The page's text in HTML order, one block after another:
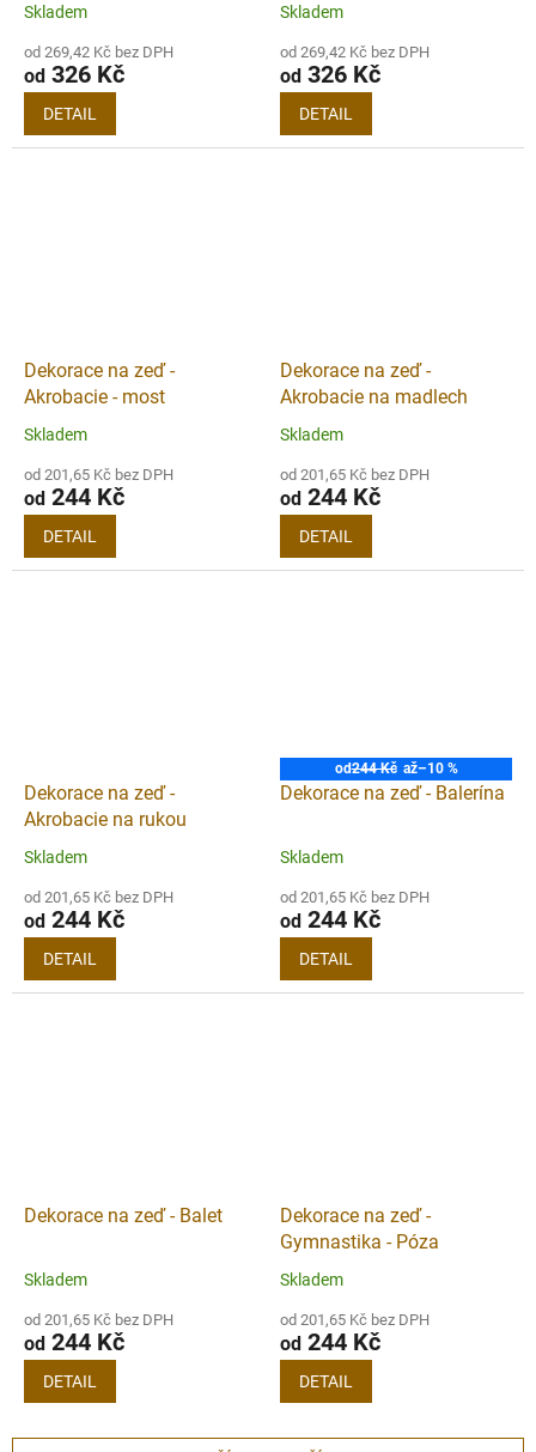
Skladem
od 269,42 Kč bez DPH
od 326 Kč
DETAIL
Skladem
od 269,42 Kč bez DPH
od 326 Kč
DETAIL
Dekorace na zeď -
Akrobacie - most
Skladem
od 201,65 Kč bez DPH
od 244 Kč
DETAIL
Dekorace na zeď -
Akrobacie na madlech
Skladem
od 201,65 Kč bez DPH
od 244 Kč
DETAIL
Dekorace na zeď -
Akrobacie na rukou
Skladem
od 201,65 Kč bez DPH
od 244 Kč
DETAIL
od244 Kč až–10 %
Dekorace na zeď - Balerína
Skladem
od 201,65 Kč bez DPH
od 244 Kč
DETAIL
Dekorace na zeď - Balet
Skladem
od 201,65 Kč bez DPH
od 244 Kč
DETAIL
Dekorace na zeď -
Gymnastika - Póza
Skladem
od 201,65 Kč bez DPH
od 244 Kč
DETAIL